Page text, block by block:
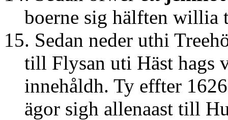
boerne sig hälften willia
15. Sedan neder uthi
till Flysan uti Häst hags
innehåldh. Ty effter 1626
ägor sigh allenaast till